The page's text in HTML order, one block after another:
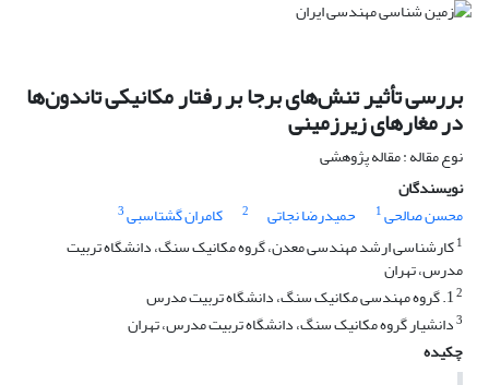
بررسی تأثیر تنش‌های برجا بر رفتار مکانیکی تاندون‌ها
در مغارهای زیرزمینی
نوع مقاله : مقاله پژوهشی
نویسندگان
محسن صالحی1 حمیدرضا نجاتی 2 کامران گشتاسبی3
1کارشناسی ارشد مهندسی معدن، گروه مکانیک سنگ، دانشگاه تربیت
مدرس، تهران
2
3دانشیار گروه مکانیک سنگ، دانشگاه تربیت مدرس، تهران
چکیده